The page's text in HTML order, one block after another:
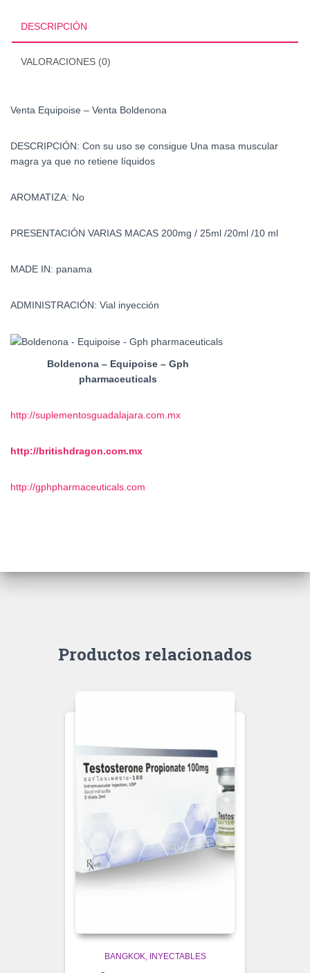
DESCRIPCIÓN
VALORACIONES (0)
Venta Equipoise – Venta Boldenona
DESCRIPCIÓN: Con su uso se consigue Una masa muscular
magra ya que no retiene líquidos
AROMATIZA: No
PRESENTACIÓN VARIAS MACAS 200mg / 25ml /20ml /10 ml
MADE IN: panama
ADMINISTRACIÓN: Vial inyección
Boldenona – Equipoise – Gph
pharmaceuticals
http://suplementosguadalajara.com.mx
http://britishdragon.com.mx
http://gphpharmaceuticals.com
Productos relacionados
BANGKOK INYECTABLES